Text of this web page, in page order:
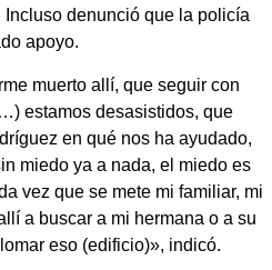
denunció que la policía
apoyo.
muerto allí, que seguir con
estamos desasistidos, que
en qué nos ha ayudado,
miedo ya a nada, el miedo es
vez que se mete mi familiar, mi
a buscar a mi hermana o a su
eso (edificio)», indicó.